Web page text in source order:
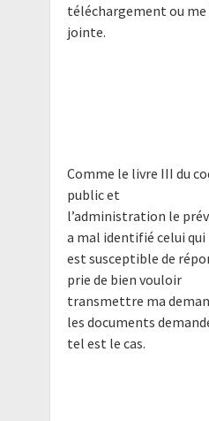
téléchargement ou me
jointe.
Comme le livre III du
public et
l’administration le
a mal identifié celui qui
est susceptible de
prie de bien vouloir
transmettre ma
les documents
tel est le cas.